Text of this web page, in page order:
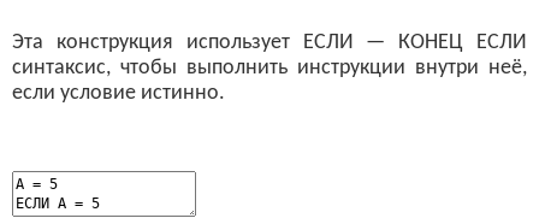
Эта конструкция использует ЕСЛИ — КОНЕЦ ЕСЛИ
синтаксис, чтобы выполнить инструкции внутри неё,
если условие истинно.